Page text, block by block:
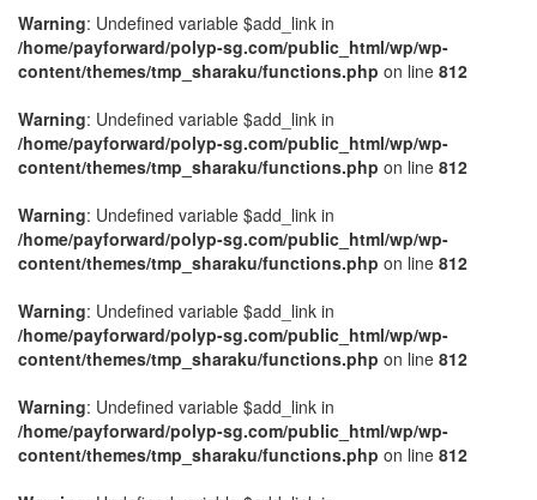
Warning: Undefined variable $add_link in
/home/payforward/polyp-sg.com/public_html/wp/wp-
content/themes/tmp_sharaku/functions.php on line 812
Warning: Undefined variable $add_link in
/home/payforward/polyp-sg.com/public_html/wp/wp-
content/themes/tmp_sharaku/functions.php on line 812
Warning: Undefined variable $add_link in
/home/payforward/polyp-sg.com/public_html/wp/wp-
content/themes/tmp_sharaku/functions.php on line 812
Warning: Undefined variable $add_link in
/home/payforward/polyp-sg.com/public_html/wp/wp-
content/themes/tmp_sharaku/functions.php on line 812
Warning: Undefined variable $add_link in
/home/payforward/polyp-sg.com/public_html/wp/wp-
content/themes/tmp_sharaku/functions.php on line 812